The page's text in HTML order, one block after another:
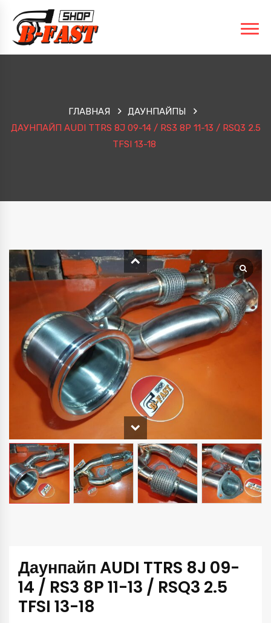
ГЛАВНАЯ
ДАУНПАЙПЫ
ДАУНПАЙП AUDI TTRS 8J 09-14 / RS3 8P 11-13 / RSQ3 2.5
TFSI 13-18
Даунпайп AUDI TTRS 8J 09-
14 / RS3 8P 11-13 / RSQ3 2.5
TFSI 13-18